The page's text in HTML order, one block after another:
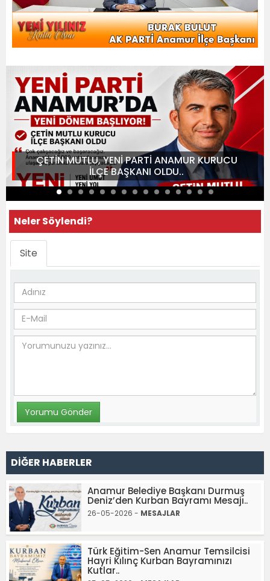
ÇETİN MUTLU, YENİ PARTİ ANAMUR KURUCU
İLÇE BAŞKANI OLDU..
Neler Söylendi?
Site
DİĞER HABERLER
Anamur Belediye Başkanı Durmuş
Deniz’den Kurban Bayramı Mesajı..
26-05-2026 - MESAJLAR
Türk Eğitim-Sen Anamur Temsilcisi
Hayri Kılınç Kurban Bayramınızı
Kutlar..